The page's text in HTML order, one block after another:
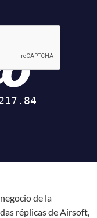
de la
réplicas de Airsoft,